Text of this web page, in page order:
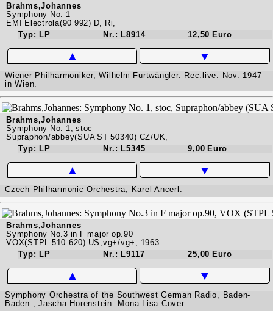
Brahms,Johannes
Symphony No. 1
EMI Electrola(90 992) D, Ri,
Typ: LP
Nr.: L8914 12,50 Euro
▲ ▼
Wiener Philharmoniker, Wilhelm Furtwängler. Rec.live. Nov. 1947
in Wien.
Brahms,Johannes
Symphony No. 1, stoc
Supraphon/abbey(SUA ST 50340) CZ/UK,
Typ: LP
Nr.: L5345 9,00 Euro
▲ ▼
Czech Philharmonic Orchestra, Karel Ancerl.
Brahms,Johannes
Symphony No.3 in F major op.90
VOX(STPL 510.620) US,vg+/vg+, 1963
Typ: LP
Nr.: L9117 25,00 Euro
▲ ▼
Symphony Orchestra of the Southwest German Radio, Baden-
Baden., Jascha Horenstein. Mona Lisa Cover.